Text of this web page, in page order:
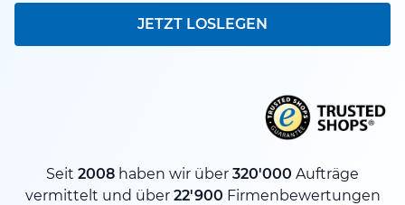
JETZT LOSLEGEN
Seit 2008 haben wir über 320'000 Aufträge
vermittelt und über 22'900 Firmenbewertungen